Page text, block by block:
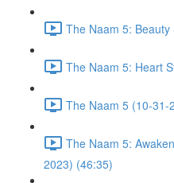
The Naam 5:
The Naam 5: Heart
The Naam 5 (10-31-
The Naam 5:
2023) (46:35)